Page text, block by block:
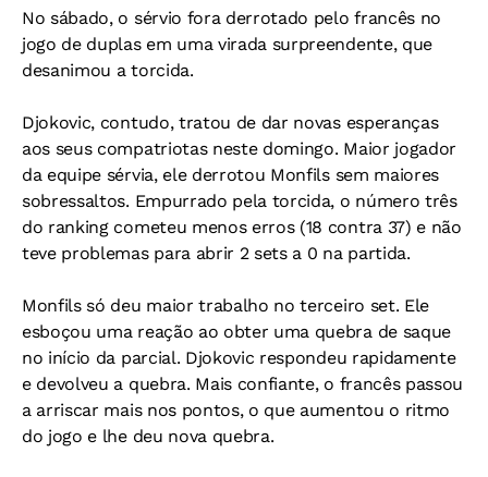
No sábado, o sérvio fora derrotado pelo francês no
jogo de duplas em uma virada surpreendente, que
desanimou a torcida.
Djokovic, contudo, tratou de dar novas esperanças
aos seus compatriotas neste domingo. Maior jogador
da equipe sérvia, ele derrotou Monfils sem maiores
sobressaltos. Empurrado pela torcida, o número três
do ranking cometeu menos erros (18 contra 37) e não
teve problemas para abrir 2 sets a 0 na partida.
Monfils só deu maior trabalho no terceiro set. Ele
esboçou uma reação ao obter uma quebra de saque
no início da parcial. Djokovic respondeu rapidamente
e devolveu a quebra. Mais confiante, o francês passou
a arriscar mais nos pontos, o que aumentou o ritmo
do jogo e lhe deu nova quebra.